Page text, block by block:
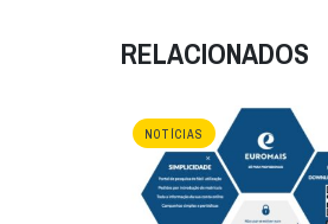
RELACIONADOS
NOTÍCIAS